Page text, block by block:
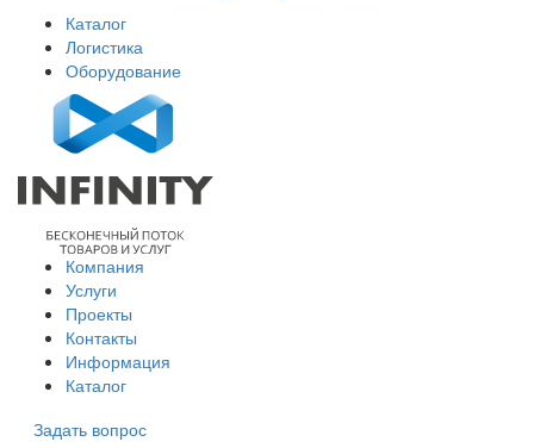
Каталог
Логистика
Оборудование
Компания
Услуги
Проекты
Контакты
Информация
Каталог
Задать вопрос